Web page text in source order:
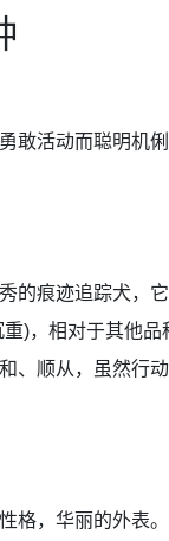
活动而聪明机俐
痕迹追踪犬，它
)，相对于其他
、顺从，虽然行
，华丽的外表。